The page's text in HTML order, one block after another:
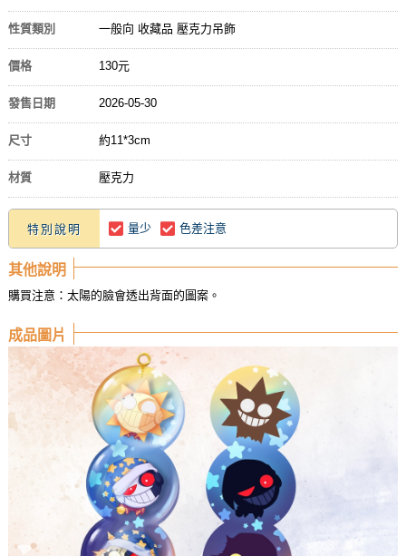
性質類別 一般向 收藏品 壓克力吊飾
價格 130元
發售日期 2026-05-30
尺寸 約11*3cm
材質 壓克力
特別說明 量少 色差注意
其他說明
購買注意：太陽的臉會透出背面的圖案。
成品圖片